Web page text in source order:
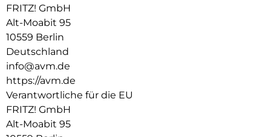
Kommunikationsangebot.
Innovatives Wi-Fi 6 (WLAN AX) für ein Mesh-Heimnetz mit
vielen WLAN-Endgeräten:
Der neue Standard Wi-Fi 6 (WLAN AX) trägt der stetig
wachsenden Zahl an WLAN-Geräten Rechnung. Durch
Verringerung der Latenzzeiten und neues
Modulationsverfahren OFDMA mit QAM-1024 sorgt Wi-Fi 6
(WLAN AX) für einen schnellen und stabilen Datenfluss.
Insgesamt steht eine Bandbreite von 1.800 MBit/s im 5-
GHzBand und 600 MBit/s im 2,4-GHz-Band für viele parallele
FRITZ! GmbH
Alt-Moabit 95
10559 Berlin
Deutschland
info@avm.de
https://avm.de
Verantwortliche für die EU
FRITZ! GmbH
Alt-Moabit 95